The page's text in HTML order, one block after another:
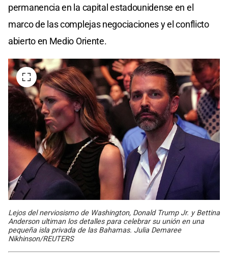
permanencia en la capital estadounidense en el
marco de las complejas negociaciones y el conflicto
abierto en Medio Oriente.
Lejos del nerviosismo de Washington, Donald Trump Jr. y Bettina
Anderson ultiman los detalles para celebrar su unión en una
pequeña isla privada de las Bahamas. Julia Demaree
Nikhinson/REUTERS